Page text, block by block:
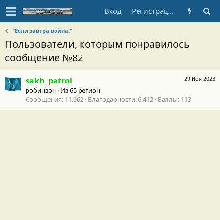
Вход Регистрация
"Если завтра война."
Пользователи, которым понравилось
сообщение №82
29 Ноя 2023
sakh_patrol
робинзон · Из65 регион
Сообщения 11.962 Благодарности 6.412 Баллы 113